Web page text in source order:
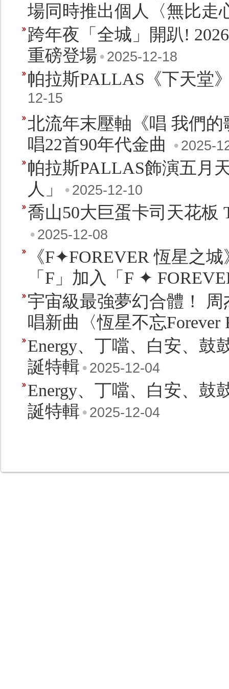
場同時推出個人〈無比走
跨年夜「全城」開趴!
重磅登場 • 2025-12-18
帕拉斯PALLAS《下天堂
12-15
北流年末壓軸《唱 我們
唱22首90年代金曲
• 2025-
帕拉斯PALLAS飾演五月
人」
• 2025-12-10
喬山50大巨蛋卡司天花板
• 2025-12-08
《F✦FOREVER 恆星之
「F」加入「F ✦
宇宙級最強夢幻合體！
唱新曲〈恆星不忘Forever
Energy、丁噹、白安、鼓
誕特輯 • 2025-12-04
Energy、丁噹、白安、鼓
誕特輯 • 2025-12-04